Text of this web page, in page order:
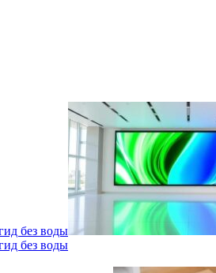
без воды
без воды